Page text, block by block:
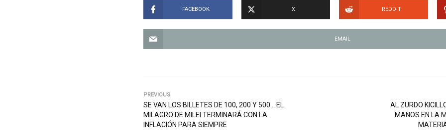
FACEBOOK X REDDIT
EMAIL
PREVIOUS
SE VAN LOS BILLETES DE 100, 200 Y 500… EL
MILAGRO DE MILEI TERMINARÁ CON LA
INFLACIÓN PARA SIEMPRE
AL ZURDO
MANOS EN LA